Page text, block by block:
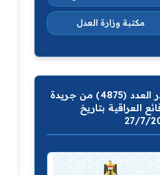
مكتبة وزارة العدل
صدر العدد (4875) من جريدة
العراقية بتاريخ
27/7/